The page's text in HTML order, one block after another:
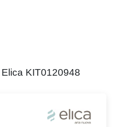
KIT0120948